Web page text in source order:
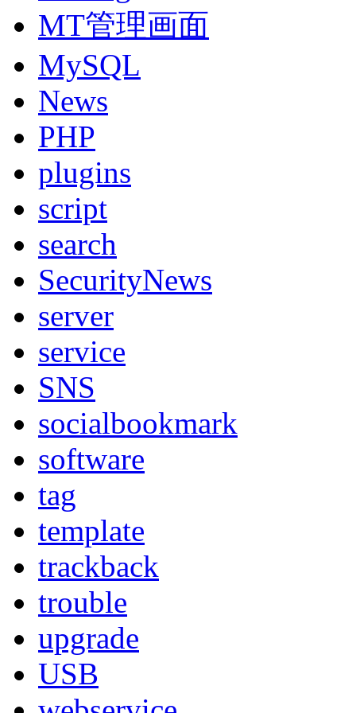
MT管理画面
MySQL
News
PHP
plugins
script
search
SecurityNews
server
service
SNS
socialbookmark
software
tag
template
trackback
trouble
upgrade
USB